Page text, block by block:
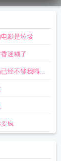
免费Z世代艺术家
世代艺术家在线阅读
界当代艺术家作品
线Z世代艺术家顶
艺术家笔趣阁手机
中文
术家43Z世代艺术
代艺术家笔趣z世
影是垃圾
迷糊了
经不够我嘚瑟
疯